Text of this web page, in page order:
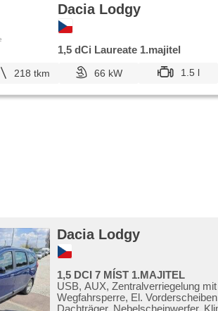
Dacia Lodgy
1,5 dCi Laureate 1.majitel
218 tkm 66 kW 1.5 l
Dacia Lodgy
1,5 DCI 7 MÍST 1.MAJITEL
USB, AUX, Zentralverriegelung
Wegfahrsperre, El.
Dachträger, Nebelscheinwerfer,